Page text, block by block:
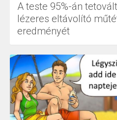
A teste 95%-án
lézeres eltávolító
eredményét